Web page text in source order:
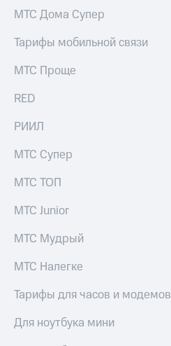
приобретения
выкупа
Дивиденды
Рынок
о
именных
Другое
Регистратор
Контакты
деловая этика
МТС Дома Супер
Тарифы мобильной связи
МТС Проще
RED
РИИЛ
МТС Супер
МТС ТОП
МТС Junior
МТС Мудрый
МТС Налегке
Тарифы для часов и модемов
Для ноутбука мини